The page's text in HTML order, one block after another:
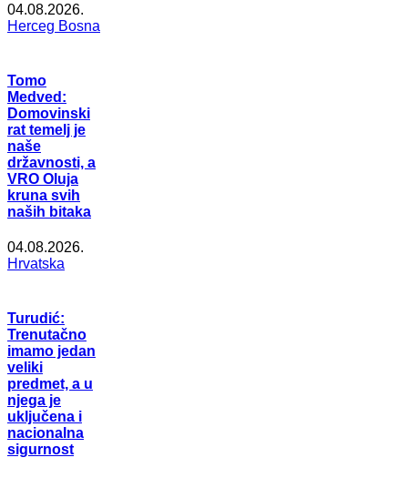
04.08.2026.
Herceg Bosna
Tomo
Medved:
Domovinski
rat temelj je
naše
državnosti, a
VRO Oluja
kruna svih
naših bitaka
04.08.2026.
Hrvatska
Turudić:
Trenutačno
imamo jedan
veliki
predmet, a u
njega je
uključena i
nacionalna
sigurnost